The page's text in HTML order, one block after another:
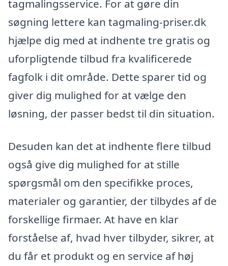
tagmalingsservice. For at gøre din
søgning lettere kan tagmaling-priser.dk
hjælpe dig med at indhente tre gratis og
uforpligtende tilbud fra kvalificerede
fagfolk i dit område. Dette sparer tid og
giver dig mulighed for at vælge den
løsning, der passer bedst til din situation.
Desuden kan det at indhente flere tilbud
også give dig mulighed for at stille
spørgsmål om den specifikke proces,
materialer og garantier, der tilbydes af de
forskellige firmaer. At have en klar
forståelse af, hvad hver tilbyder, sikrer, at
du får et produkt og en service af høj